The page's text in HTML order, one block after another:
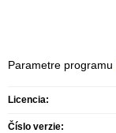
Parametre programu
Licencia:
Číslo verzie: